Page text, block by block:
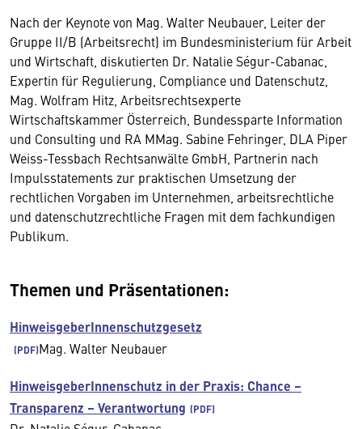
Nach der Keynote von Mag. Walter Neubauer, Leiter der
Gruppe II/B (Arbeitsrecht) im Bundesministerium für Arbeit
und Wirtschaft, diskutierten Dr. Natalie Ségur-Cabanac,
Expertin für Regulierung, Compliance und Datenschutz,
Mag. Wolfram Hitz, Arbeitsrechtsexperte
Wirtschaftskammer Österreich, Bundessparte Information
und Consulting und RA MMag. Sabine Fehringer, DLA Piper
Weiss-Tessbach Rechtsanwälte GmbH, Partnerin nach
Impulsstatements zur praktischen Umsetzung der
rechtlichen Vorgaben im Unternehmen, arbeitsrechtliche
und datenschutzrechtliche Fragen mit dem fachkundigen
Publikum.
Themen und Präsentationen:
HinweisgeberInnenschutzgesetz
Mag. Walter Neubauer
HinweisgeberInnenschutz in der Praxis: Chance –
Transparenz – Verantwortung